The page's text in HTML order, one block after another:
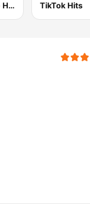
AceRadio-The Hitz Channel TikTok Hits